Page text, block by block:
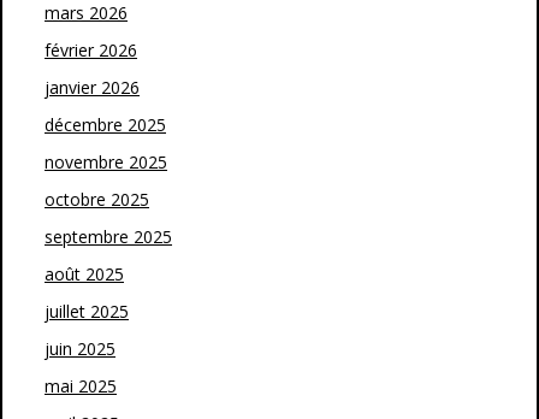
mars 2026
février 2026
janvier 2026
décembre 2025
novembre 2025
octobre 2025
septembre 2025
août 2025
juillet 2025
juin 2025
mai 2025